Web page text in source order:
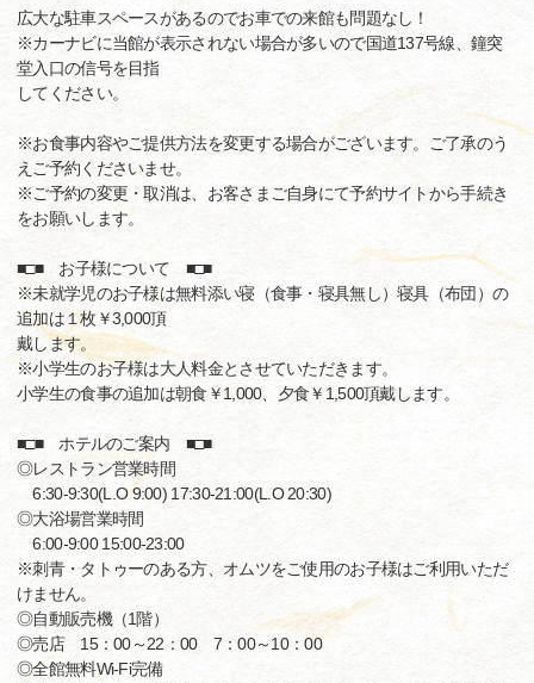
広大な駐車スペースがあるのでお車での来館も問題なし！
※カーナビに当館が表示されない場合が多いので国道137号線、鐘突
堂入口の信号を目指
してください。
※お食事内容やご提供方法を変更する場合がございます。ご了承のう
えご予約くださいませ。
※ご予約の変更・取消は、お客さまご自身にて予約サイトから手続き
をお願いします。
■□■ お子様について ■□■
※未就学児のお子様は無料添い寝（食事・寝具無し）寝具（布団）の
追加は１枚￥3,000頂
戴します。
※小学生のお子様は大人料金とさせていただきます。
小学生の食事の追加は朝食￥1,000、夕食￥1,500頂戴します。
■□■ ホテルのご案内 ■□■
◎レストラン営業時間
6:30-9:30(L.O 9:00) 17:30-21:00(L.O 20:30)
◎大浴場営業時間
6:00-9:00 15:00-23:00
※刺青・タトゥーのある方、オムツをご使用のお子様はご利用いただ
けません。
◎自動販売機（1階）
◎売店 15：00～22：00 7：00～10：00
◎全館無料Wi-Fi完備